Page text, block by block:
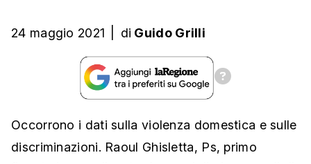
24 maggio 2021 di Guido Grilli
Occorrono i dati sulla violenza domestica e sulle
discriminazioni. Raoul Ghisletta, Ps, primo